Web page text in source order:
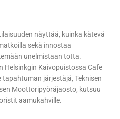
näyttää, kuinka kätevä
sekä innostaa
unelmistaan totta.
Helsinkgin Kaivopuistossa Cafe
tapahtuman järjestäjä, Teknisen
Moottoripyöräjaosto, kutsuu
aamukahville.